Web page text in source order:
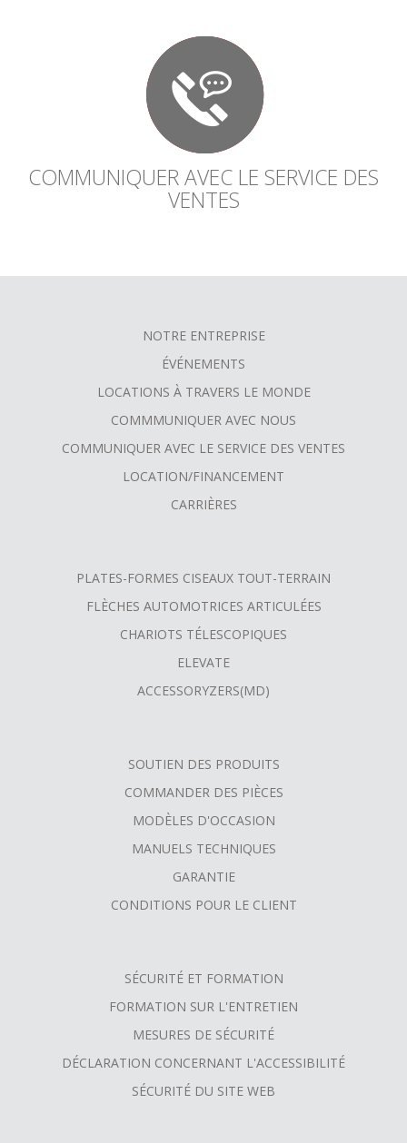
COMMUNIQUER AVEC LE SERVICE DES
VENTES
MENU
NOTRE ENTREPRISE
ÉVÉNEMENTS
LOCATIONS À TRAVERS LE MONDE
COMMMUNIQUER AVEC NOUS
COMMUNIQUER AVEC LE SERVICE DES VENTES
LOCATION/FINANCEMENT
CARRIÈRES
PLATES-FORMES CISEAUX TOUT-TERRAIN
FLÈCHES AUTOMOTRICES ARTICULÉES
CHARIOTS TÉLESCOPIQUES
ELEVATE
ACCESSORYZERS(MD)
SOUTIEN DES PRODUITS
COMMANDER DES PIÈCES
MODÈLES D'OCCASION
MANUELS TECHNIQUES
GARANTIE
CONDITIONS POUR LE CLIENT
SÉCURITÉ ET FORMATION
FORMATION SUR L'ENTRETIEN
MESURES DE SÉCURITÉ
DÉCLARATION CONCERNANT L'ACCESSIBILITÉ
SÉCURITÉ DU SITE WEB